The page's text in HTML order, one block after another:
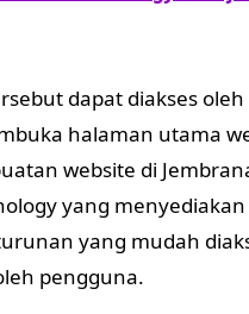
dapat diakses
halaman utama
website di
yang
yang mudah
pengguna.